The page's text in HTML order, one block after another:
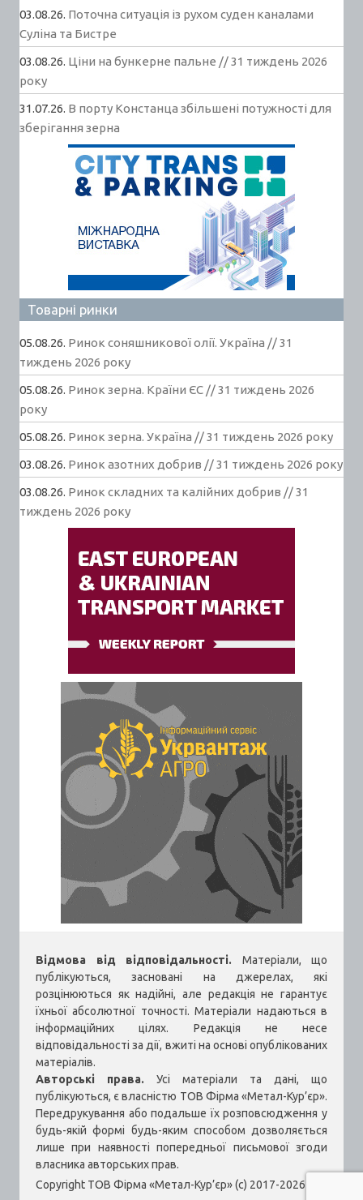
03.08.26. Поточна ситуація із рухом суден каналами
Суліна та Бистре
03.08.26. Ціни на бункерне пальне // 31 тиждень 2026
року
31.07.26. В порту Констанца збільшені потужності для
зберігання зерна
Товарні ринки
05.08.26. Ринок соняшникової олії. Україна // 31
тиждень 2026 року
05.08.26. Ринок зерна. Країни ЄС // 31 тиждень 2026
року
05.08.26. Ринок зерна. Україна // 31 тиждень 2026 року
03.08.26. Ринок азотних добрив // 31 тиждень 2026 року
03.08.26. Ринок складних та калійних добрив // 31
тиждень 2026 року
Відмова від відповідальності. Матеріали, що
публікуються, засновані на джерелах, які
розцінюються як надійні, але редакція не гарантує
їхньої абсолютної точності. Матеріали надаються в
інформаційних цілях. Редакція не несе
відповідальності за дії, вжиті на основі опублікованих
матеріалів.
Авторські права. Усі матеріали та дані, що
публікуються, є власністю ТОВ Фірма «Метал-Кур’єр».
Передрукування або подальше їх розповсюдження у
будь-якій формі будь-яким способом дозволяється
лише при наявності попередньої письмової згоди
власника авторських прав.
Copyright ТОВ Фірма «Метал-Кур’єр» (c) 2017-2026